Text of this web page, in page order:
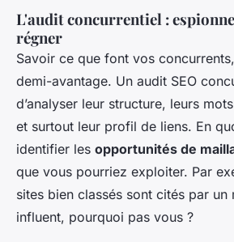
L'audit concurrentiel :
régner
Savoir ce que font vos
demi-avantage. Un audit SEO
d’analyser leur structure, leurs
et surtout leur profil de liens. En
identifier les opportunités de
que vous pourriez exploiter. Par
sites bien classés sont cités par un
influent, pourquoi pas vous ?